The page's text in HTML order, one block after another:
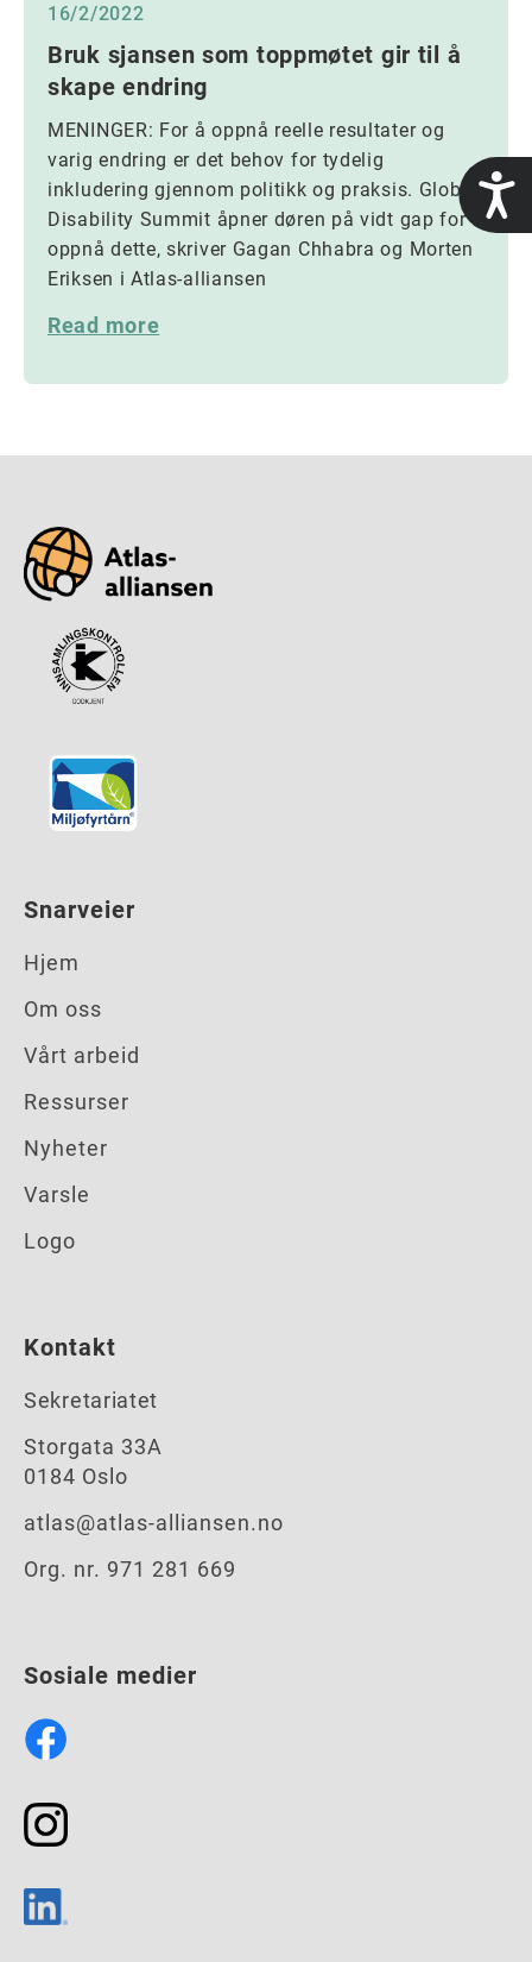
16/2/2022
Bruk sjansen som toppmøtet gir til å
skape endring
MENINGER: For å oppnå reelle resultater og
varig endring er det behov for tydelig
inkludering gjennom politikk og praksis. Global
Disability Summit åpner døren på vidt gap for å
oppnå dette, skriver Gagan Chhabra og Morten
Eriksen i Atlas-alliansen
Read more
Snarveier
Hjem
Om oss
Vårt arbeid
Ressurser
Nyheter
Varsle
Logo
Kontakt
Sekretariatet
Storgata 33A
0184 Oslo
atlas@atlas-alliansen.no
Org. nr. 971 281 669
Sosiale medier